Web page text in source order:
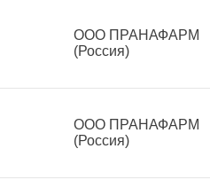
ООО ПРАНАФАРМ
(Россия)
ООО ПРАНАФАРМ
(Россия)